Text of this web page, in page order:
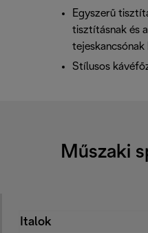
Egyszerű
tisztításnak és
Stílusos
Műszaki
Italok